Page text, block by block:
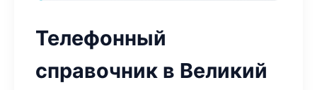
Телефонный
справочник в Великий